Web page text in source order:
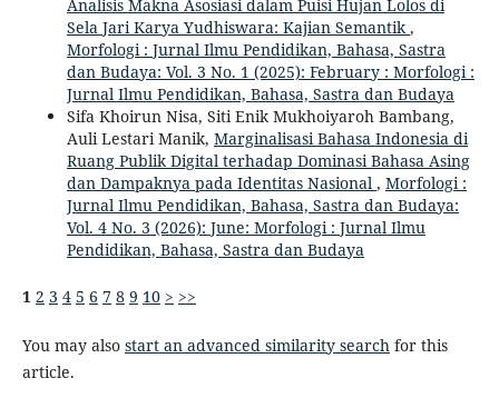
Analisis Makna Asosiasi dalam Puisi Hujan Lolos di
Sela Jari Karya Yudhiswara: Kajian Semantik,
Morfologi : Jurnal Ilmu Pendidikan, Bahasa, Sastra
dan Budaya: Vol. 3 No. 1 (2025): February : Morfologi :
Jurnal Ilmu Pendidikan, Bahasa, Sastra dan Budaya
Sifa Khoirun Nisa, Siti Enik Mukhoiyaroh Bambang,
Auli Lestari Manik, Marginalisasi Bahasa Indonesia di
Ruang Publik Digital terhadap Dominasi Bahasa Asing
dan Dampaknya pada Identitas Nasional , Morfologi :
Jurnal Ilmu Pendidikan, Bahasa, Sastra dan Budaya:
Vol. 4 No. 3 (2026): June: Morfologi : Jurnal Ilmu
Pendidikan, Bahasa, Sastra dan Budaya
1 2 3 4 5 6 7 8 9 10 > >>
You may also start an advanced similarity searchfor this
article.